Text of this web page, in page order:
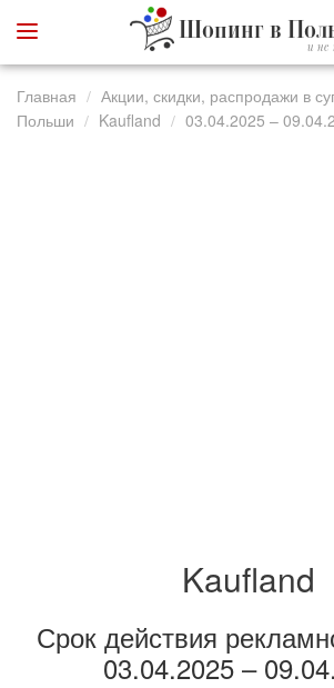
Шопинг в
и не
Главная
Акции, скидки, распродажи в
Польши
Kaufland 03.04.2025 –
Kaufland
Срок действия
03.04.2025 –